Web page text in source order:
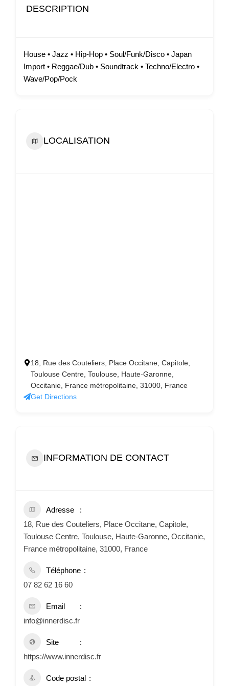
DESCRIPTION
House • Jazz • Hip-Hop • Soul/Funk/Disco • Japan
Import • Reggae/Dub • Soundtrack • Techno/Electro •
Wave/Pop/Pock
LOCALISATION
18, Rue des Couteliers, Place Occitane, Capitole,
Toulouse Centre, Toulouse, Haute-Garonne,
Occitanie, France métropolitaine, 31000, France
Get Directions
INFORMATION DE CONTACT
Adresse
18, Rue des Couteliers, Place Occitane, Capitole,
Toulouse Centre, Toulouse, Haute-Garonne, Occitanie,
France métropolitaine, 31000, France
Téléphone
07 82 62 16 60
Email
info@innerdisc.fr
Site
https://www.innerdisc.fr
Code postal